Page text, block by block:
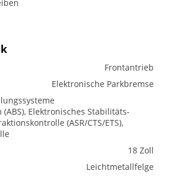
Frontantrieb
Elektronische Parkbremse
Elektronisches Stabilitäts-
(ASR/CTS/ETS),
18 Zoll
Leichtmetallfelge